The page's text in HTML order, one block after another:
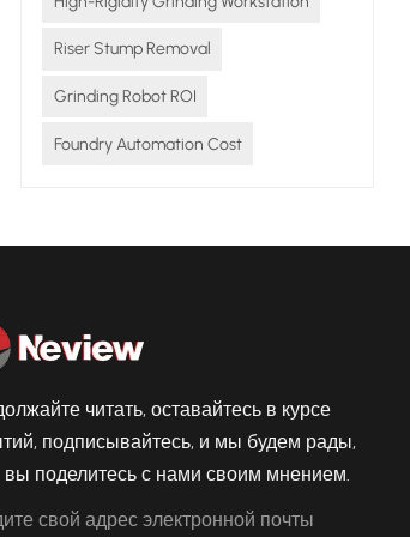
Riser Stump Removal
Grinding Robot ROI
Foundry Automation Cost
читать, оставайтесь в курсе
подписывайтесь, и мы будем рады,
вы поделитесь с нами своим мнением.